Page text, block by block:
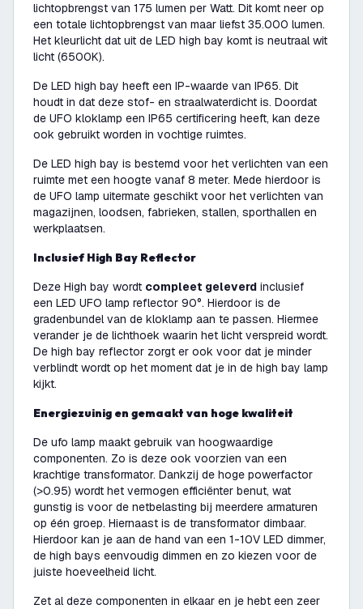
lichtopbrengst van 175 lumen per Watt. Dit komt neer op
een totale lichtopbrengst van maar liefst 35.000 lumen.
Het kleurlicht dat uit de LED high bay komt is neutraal wit
licht (6500K).
De LED high bay heeft een IP-waarde van IP65. Dit
houdt in dat deze stof- en straalwaterdicht is. Doordat
de UFO kloklamp een IP65 certificering heeft, kan deze
ook gebruikt worden in vochtige ruimtes.
De LED high bay is bestemd voor het verlichten van een
ruimte met een hoogte vanaf 8 meter. Mede hierdoor is
de UFO lamp uitermate geschikt voor het verlichten van
magazijnen, loodsen, fabrieken, stallen, sporthallen en
werkplaatsen.
Inclusief High Bay Reflector
Deze High bay wordt compleet geleverd inclusief
een LED UFO lamp reflector 90°. Hierdoor is de
gradenbundel van de kloklamp aan te passen. Hiermee
verander je de lichthoek waarin het licht verspreid wordt.
De high bay reflector zorgt er ook voor dat je minder
verblindt wordt op het moment dat je in de high bay lamp
kijkt.
Energiezuinig en gemaakt van hoge kwaliteit
De ufo lamp maakt gebruik van hoogwaardige
componenten. Zo is deze ook voorzien van een
krachtige transformator. Dankzij de hoge powerfactor
(>0.95) wordt het vermogen efficiënter benut, wat
gunstig is voor de netbelasting bij meerdere armaturen
op één groep. Hiernaast is de transformator dimbaar.
Hierdoor kan je aan de hand van een 1-10V LED dimmer,
de high bays eenvoudig dimmen en zo kiezen voor de
juiste hoeveelheid licht.
Zet al deze componenten in elkaar en je hebt een zeer